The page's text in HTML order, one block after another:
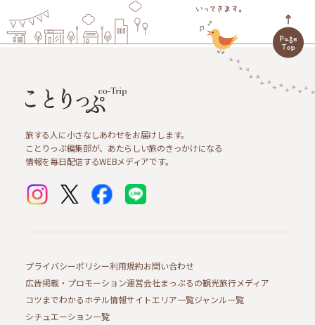
旅する人に小さなしあわせをお届けします。
ことりっぷ編集部が、あたらしい旅のきっかけになる
情報を毎日配信するWEBメディアです。
プライバシーポリシー利用規約お問い合わせ
広告掲載・プロモーション運営会社まっぷるの観光旅行メディア
コツまでわかるホテル情報サイトエリア一覧ジャンル一覧
シチュエーション一覧